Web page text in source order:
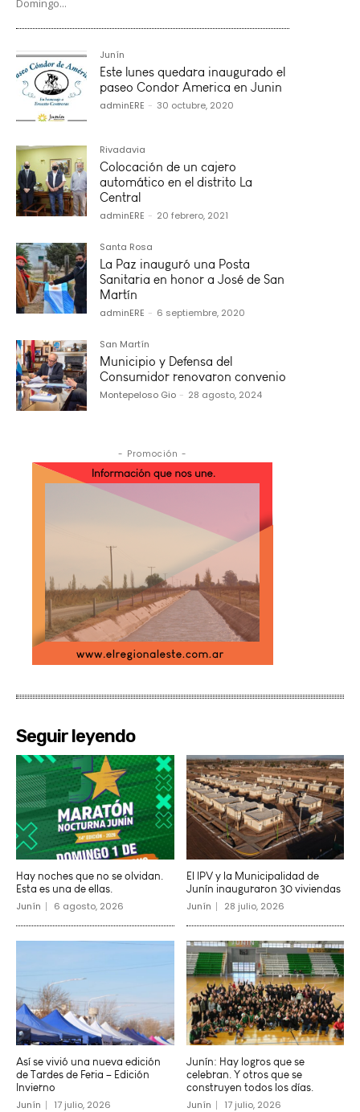
Junín
Este lunes quedara inaugurado el
paseo Condor America en Junin
adminERE - 30 octubre, 2020
Rivadavia
Colocación de un cajero
automático en el distrito La
Central
adminERE - 20 febrero, 2021
Santa Rosa
La Paz inauguró una Posta
Sanitaria en honor a José de San
Martín
adminERE - 6 septiembre, 2020
San Martín
Municipio y Defensa del
Consumidor renovaron convenio
Montepeloso Gio - 28 agosto, 2024
- Promoción -
Seguir leyendo
Hay noches que no se olvidan.
Esta es una de ellas.
Junín 6 agosto, 2026
El IPV y la Municipalidad de
Junín inauguraron 30 viviendas
Junín 28 julio, 2026
Así se vivió una nueva edición
de Tardes de Feria – Edición
Invierno
Junín 17 julio, 2026
Junín: Hay logros que se
celebran. Y otros que se
construyen todos los días.
Junín 17 julio, 2026